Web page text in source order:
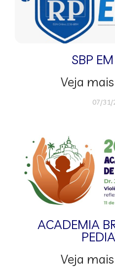
SBP
Veja
07/31/
ACADEMIA
Veja